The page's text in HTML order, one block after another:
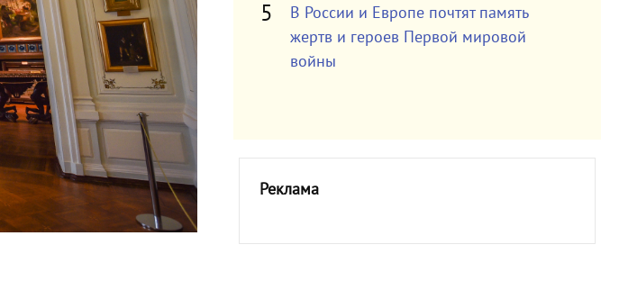
В России и Европе почтят память
жертв и героев Первой мировой
войны
Реклама